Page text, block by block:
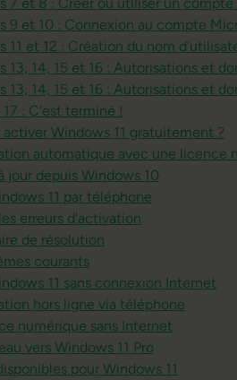
9 et 10 : Connexion au compte
11 et 12 : Création du nom
13, 14, 15 et 16 : Autorisations et
13, 14, 15 et 16 : Autorisations et
17 : C'est terminé !
Windows 11 gratuitement ?
automatique avec une licence
jour depuis Windows 10
11 par téléphone
erreurs d'activation
de résolution
courants
11 sans connexion Internet
hors ligne via téléphone
numérique sans Internet
vers Windows 11 Pro
pour Windows 11